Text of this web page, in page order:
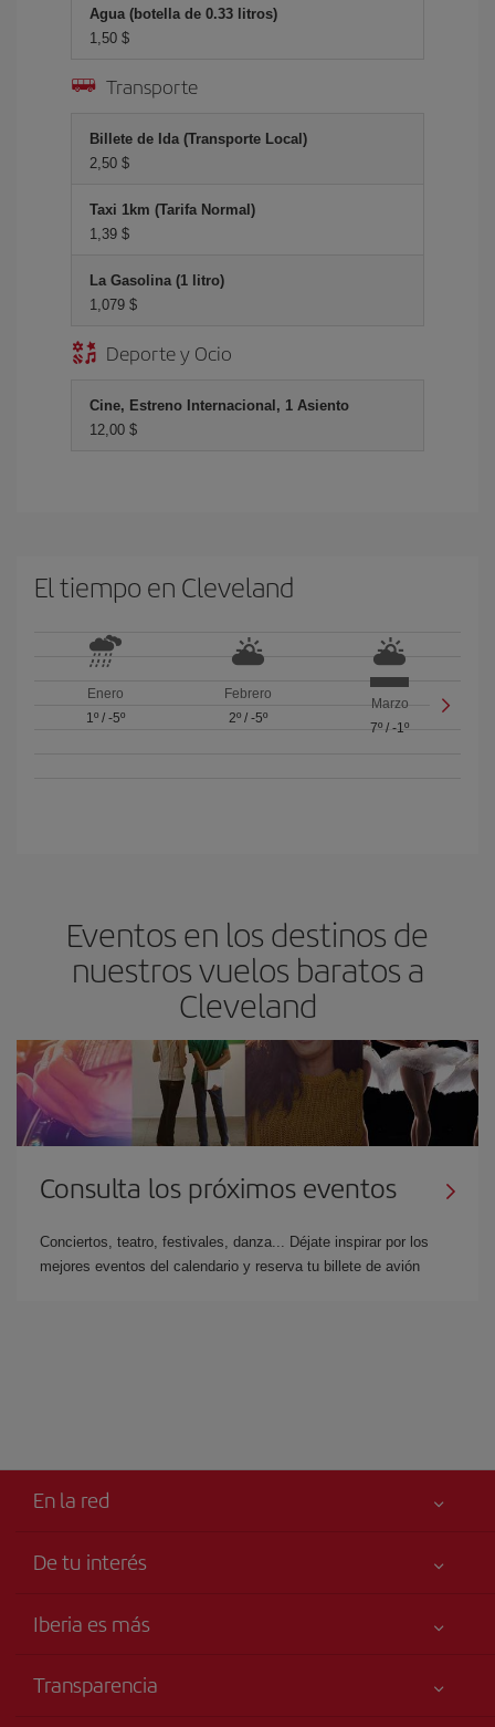
Agua (botella de 0.33 litros)
1,50 $
Transporte
Billete de Ida (Transporte Local)
2,50 $
Taxi 1km (Tarifa Normal)
1,39 $
La Gasolina (1 litro)
1,079 $
Deporte y Ocio
Cine, Estreno Internacional, 1 Asiento
12,00 $
El tiempo en Cleveland
Enero
1º/ -5º
Febrero
2º/ -5º
Marzo
7º /-1º
Eventos en los destinos de
nuestros vuelos baratos a
Cleveland
Consulta los próximos eventos
Conciertos, teatro, festivales, danza... Déjate inspirar por los
mejores eventos del calendario y reserva tu billete de avión
En la red
De tu interés
Accesibilidad
Iberia es más
Grupo Iberia
Transparencia